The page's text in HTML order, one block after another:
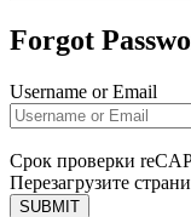
Forgot
Username or Email
Срок проверки
Перезагрузите
SUBMIT